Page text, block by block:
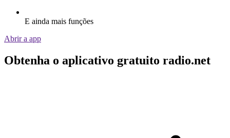
E ainda mais funções
Abrir a app
Obtenha o aplicativo gratuito radio.net